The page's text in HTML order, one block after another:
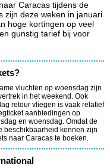
Caracas tijdens de
zijn deze weken in januari
hoge kortingen op veel
gunstig tarief bij voor
vluchten op woensdag zijn
in het weekend. Ook
retour vliegen is vaak relatief
aanbiedingen op
en woensdag. Omdat de
beschikbaarheid kennen zijn
naar Caracas te boeken.